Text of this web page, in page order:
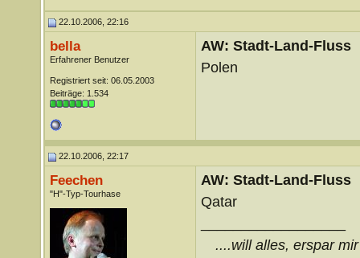
22.10.2006, 22:16
bella
Erfahrener Benutzer
Registriert seit: 06.05.2003
Beiträge: 1.534
AW: Stadt-Land-Fluss
Polen
22.10.2006, 22:17
Feechen
"H"-Typ-Tourhase
AW: Stadt-Land-Fluss
Qatar
....will alles, erspar